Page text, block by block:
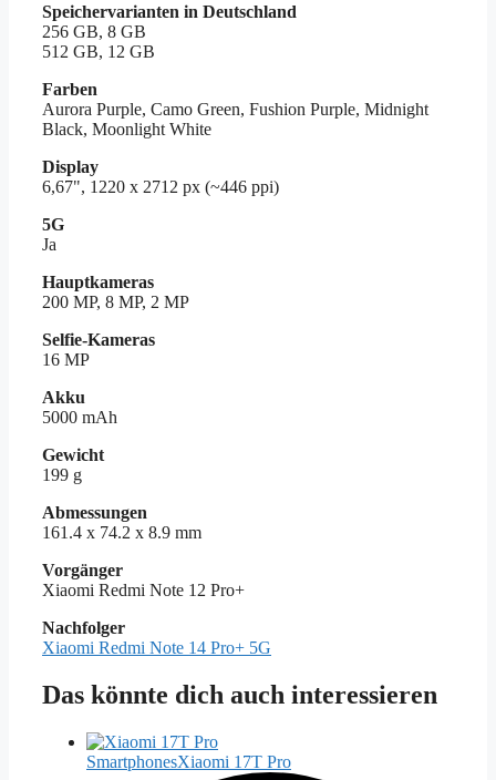
Speichervarianten in Deutschland
256 GB, 8 GB
512 GB, 12 GB
Farben
Aurora Purple, Camo Green, Fushion Purple, Midnight
Black, Moonlight White
Display
6,67", 1220 x 2712 px (~446 ppi)
5G
Ja
Hauptkameras
200 MP, 8 MP, 2 MP
Selfie-Kameras
16 MP
Akku
5000 mAh
Gewicht
199 g
Abmessungen
161.4 x 74.2 x 8.9 mm
Vorgänger
Xiaomi Redmi Note 12 Pro+
Nachfolger
Xiaomi Redmi Note 14 Pro+ 5G
Das könnte dich auch interessieren
SmartphonesXiaomi 17T Pro